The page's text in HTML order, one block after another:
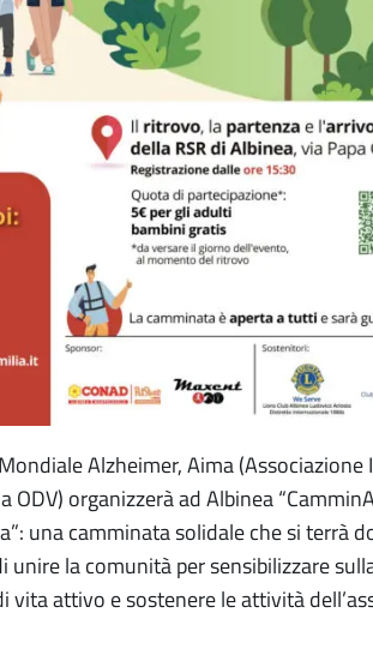
Alzheimer, Aima
ODV) organizzerà ad Albinea
una camminata solidale che si terrà
unire la comunità per sensibilizzare
vita attivo e sostenere le attività